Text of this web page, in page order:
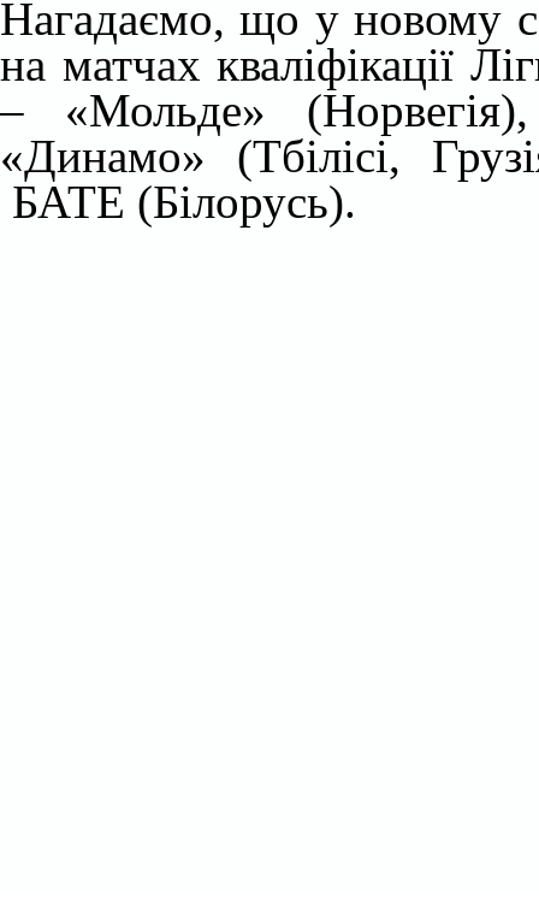
Нагадаємо, що у новому
на матчах кваліфікації
– «Мольде»
«Динамо» (Тбілісі,
БАТЕ (Білорусь).